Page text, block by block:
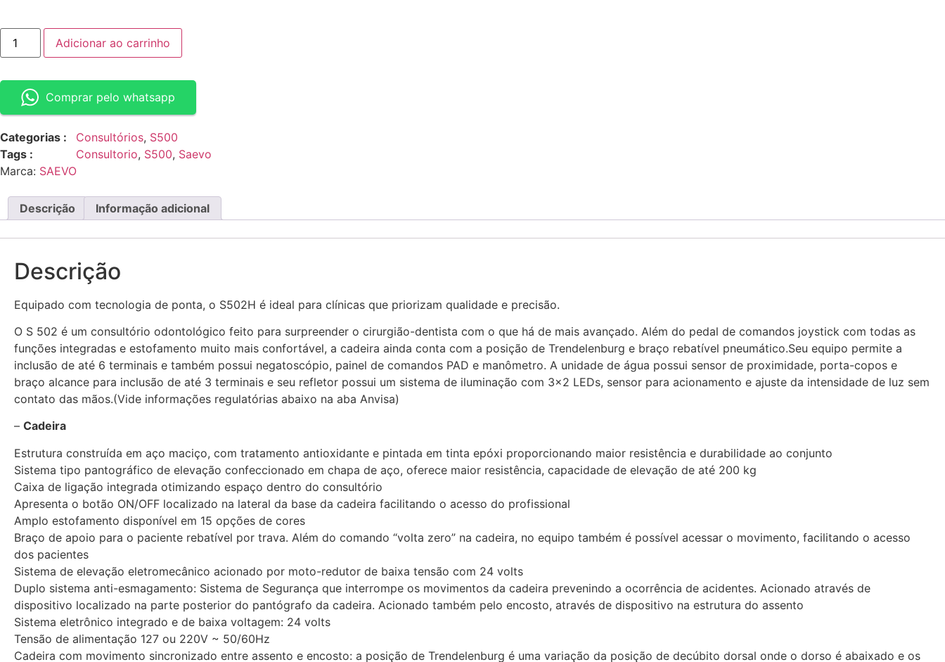
Adicionar ao carrinho
Comprar pelo whatsapp
Categorias : Consultórios, S500
Tags :
Consultorio, S500, Saevo
Marca: SAEVO
Descrição Informação adicional
Descrição
Equipado com tecnologia de ponta, o S502H é ideal para clínicas que priorizam qualidade e precisão.
O S 502 é um consultório odontológico feito para surpreender o cirurgião-dentista com o que há de mais avançado. Além do pedal de comandos joystick com todas as
funções integradas e estofamento muito mais confortável, a cadeira ainda conta com a posição de Trendelenburg e braço rebatível pneumático.Seu equipo permite a
inclusão de até 6 terminais e também possui negatoscópio, painel de comandos PAD e manômetro. A unidade de água possui sensor de proximidade, porta-copos e
braço alcance para inclusão de até 3 terminais e seu refletor possui um sistema de iluminação com 3×2 LEDs, sensor para acionamento e ajuste da intensidade de luz sem
contato das mãos.(Vide informações regulatórias abaixo na aba Anvisa)
– Cadeira
Estrutura construída em aço maciço, com tratamento antioxidante e pintada em tinta epóxi proporcionando maior resistência e durabilidade ao conjunto
Sistema tipo pantográfico de elevação confeccionado em chapa de aço, oferece maior resistência, capacidade de elevação de até 200 kg
Caixa de ligação integrada otimizando espaço dentro do consultório
Apresenta o botão ON/OFF localizado na lateral da base da cadeira facilitando o acesso do profissional
Amplo estofamento disponível em 15 opções de cores
Braço de apoio para o paciente rebatível por trava. Além do comando “volta zero” na cadeira, no equipo também é possível acessar o movimento, facilitando o acesso
dos pacientes
Sistema de elevação eletromecânico acionado por moto-redutor de baixa tensão com 24 volts
Duplo sistema anti-esmagamento: Sistema de Segurança que interrompe os movimentos da cadeira prevenindo a ocorrência de acidentes. Acionado através de
dispositivo localizado na parte posterior do pantógrafo da cadeira. Acionado também pelo encosto, através de dispositivo na estrutura do assento
Sistema eletrônico integrado e de baixa voltagem: 24 volts
Tensão de alimentação 127 ou 220V ~ 50/60Hz
Cadeira com movimento sincronizado entre assento e encosto: a posição de Trendelenburg é uma variação da posição de decúbito dorsal onde o dorso é abaixado e os